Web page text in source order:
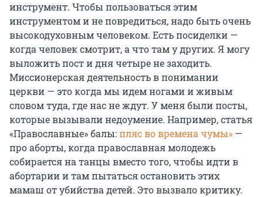
инструмент. Чтобы пользоваться этим
инструментом и не повредиться, надо быть очень
высокодуховным человеком. Есть посиделки —
когда человек смотрит, а что там у других. Я могу
выложить пост и дня четыре не заходить.
Миссионерская деятельность в понимании
церкви — это когда мы идем ногами и живым
словом туда, где нас не ждут. У меня были посты,
которые вызывали недоумение. Например, статья
«Православные» балы:пляс во времена чумы» —
про аборты, когда православная молодежь
собирается на танцы вместо того, чтобы идти в
абортарии и там пытаться остановить этих
мамаш от убийства детей. Это вызвало критику.